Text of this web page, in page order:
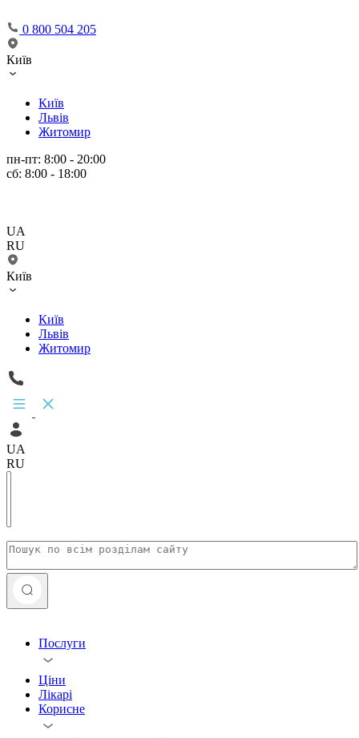
0 800 504 205
Київ
Київ
Львів
Житомир
пн-пт: 8:00 - 20:00
сб: 8:00 - 18:00
UA
RU
Київ
Київ
Львів
Житомир
UA
RU
Послуги
Ціни
Лікарі
Корисне